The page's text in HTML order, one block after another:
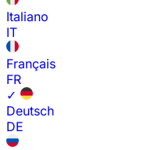
Italiano
IT
Français
FR
✓
Deutsch
DE